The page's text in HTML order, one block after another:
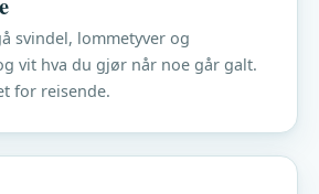
svindel, lommetyver og
vit hva du gjør når noe går galt.
for reisende.